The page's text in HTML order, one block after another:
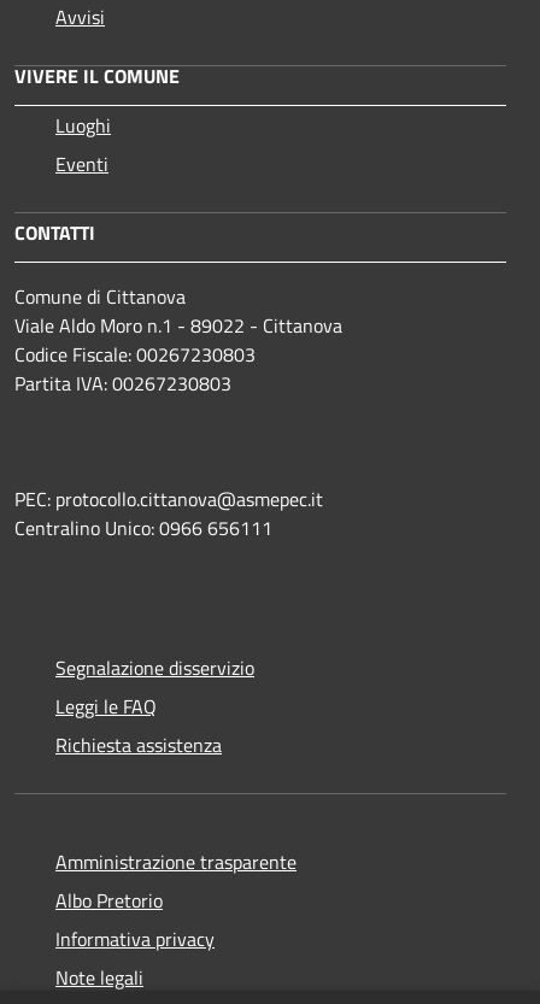
Avvisi
VIVERE IL COMUNE
Luoghi
Eventi
CONTATTI
Comune di Cittanova
Viale Aldo Moro n.1 - 89022 - Cittanova
Codice Fiscale: 00267230803
Partita IVA: 00267230803
PEC: protocollo.cittanova@asmepec.it
Centralino Unico: 0966 656111
Segnalazione disservizio
Leggi le FAQ
Richiesta assistenza
Amministrazione trasparente
Albo Pretorio
Informativa privacy
Note legali